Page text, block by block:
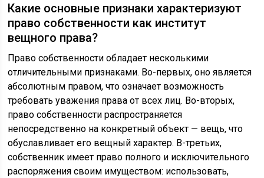
Какие основные признаки характеризуют
право собственности как институт
вещного права?
Право собственности обладает несколькими
отличительными признаками. Во-первых, оно является
абсолютным правом, что означает возможность
требовать уважения права от всех лиц. Во-вторых,
право собственности распространяется
непосредственно на конкретный объект — вещь, что
обуславливает его вещный характер. В-третьих,
собственник имеет право полного и исключительного
распоряжения своим имуществом: использовать,